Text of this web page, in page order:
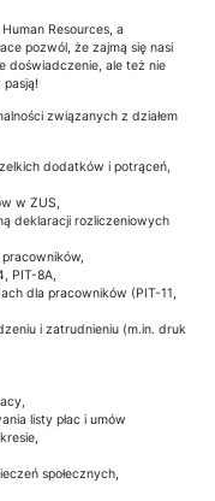
Resources, a
pozwól, że zajmą się nasi
doświadczenie, ale też nie
związanych z działem
dodatków i potrąceń,
w ZUS,
deklaracji rozliczeniowych
PIT-8A,
dla pracowników (PIT-11,
i zatrudnieniu (m.in. druk
listy płac i umów
społecznych,